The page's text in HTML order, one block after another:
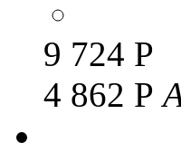
9 724 Р
4 862 Р